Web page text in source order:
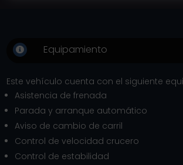
 Equipamiento
Este vehículo cuenta con el siguiente
Asistencia de frenada
Parada y arranque automático
Aviso de cambio de carril
Control de velocidad crucero
Control de estabilidad